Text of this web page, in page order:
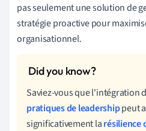
pas seulement une solution de
stratégie proactive pour
organisationnel.
Saviez-vous que l'intégration
pratiques de leadershippeut
significativement larésilience